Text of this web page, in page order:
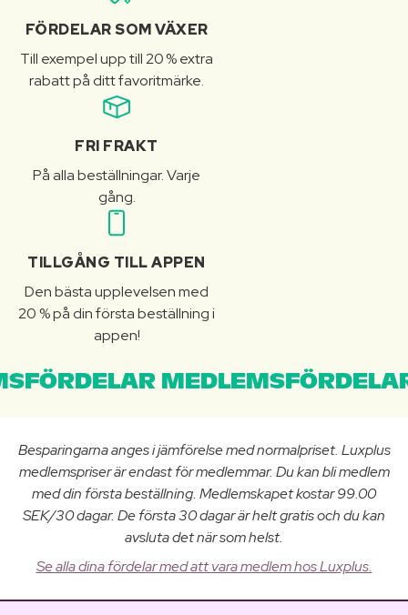
FÖRDELAR SOM VÄXER
Till exempel upp till 20 % extra
rabatt på ditt favoritmärke.
FRI FRAKT
På alla beställningar. Varje
gång.
TILLGÅNG TILL APPEN
Den bästa upplevelsen med
20 % på din första beställning i
appen!
Besparingarna anges i jämförelse med normalpriset. Luxplus
medlemspriser är endast för medlemmar. Du kan bli medlem
med din första beställning. Medlemskapet kostar 99.00
SEK/30 dagar. De första 30 dagar är helt gratis och du kan
avsluta det när som helst.
Se alla dina fördelar med att vara medlem hos Luxplus.